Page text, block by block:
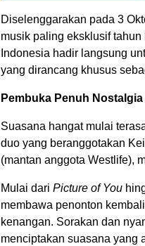
Diselenggarakan pada 3
musik paling eksklusif
Indonesia hadir langsung
yang dirancang khusus
Pembuka Penuh Nostalgia
Suasana hangat mulai
duo yang beranggotakan
(mantan anggota Westlife),
Mulai dari Picture of You
membawa penonton
kenangan. Sorakan dan
menciptakan suasana yang